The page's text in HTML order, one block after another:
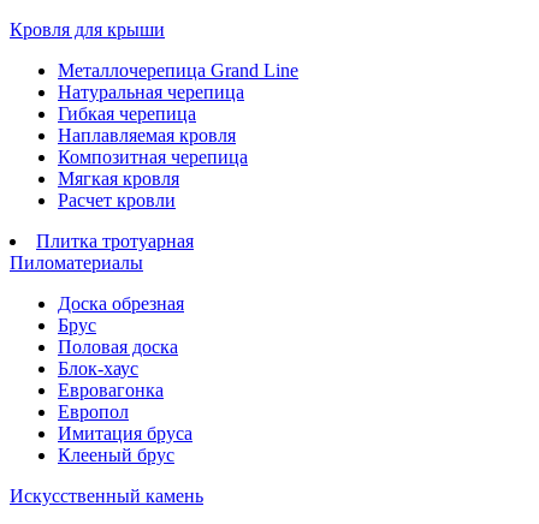
Кровля для крыши
Металлочерепица Grand Line
Натуральная черепица
Гибкая черепица
Наплавляемая кровля
Композитная черепица
Мягкая кровля
Расчет кровли
Плитка тротуарная
Пиломатериалы
Доска обрезная
Брус
Половая доска
Блок-хаус
Евровагонка
Европол
Имитация бруса
Клееный брус
Искусственный камень